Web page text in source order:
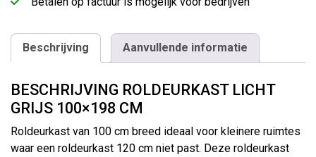
Beschrijving Aanvullende informatie
BESCHRIJVING ROLDEURKAST LICHT
GRIJS 100×198 CM
Roldeurkast van 100 cm breed ideaal voor kleinere ruimtes
waar een roldeurkast 120 cm niet past. Deze roldeurkast